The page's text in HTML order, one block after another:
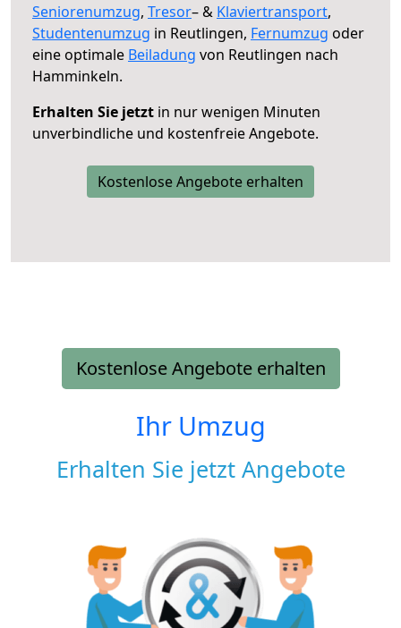
Seniorenumzug, Tresor– & Klaviertransport,
Studentenumzug in Reutlingen, Fernumzug oder
eine optimale Beiladung von Reutlingen nach
Hamminkeln.
Erhalten Sie jetzt in nur wenigen Minuten
unverbindliche und kostenfreie Angebote.
Kostenlose Angebote erhalten
Kostenlose Angebote erhalten
Ihr Umzug
Erhalten Sie jetzt Angebote